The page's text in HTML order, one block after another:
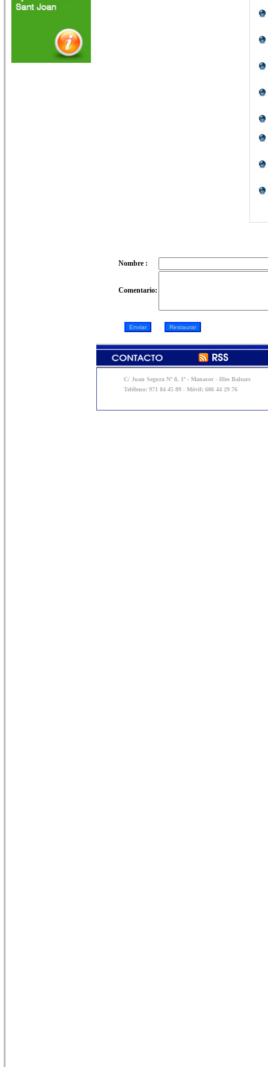
Nombre :
Comentario:
C/ Juan Segura Nº 8, 1º - Manacor - Illes Balears
Teléfono: 971 84 45 89 - Móvil: 606 44 29 76